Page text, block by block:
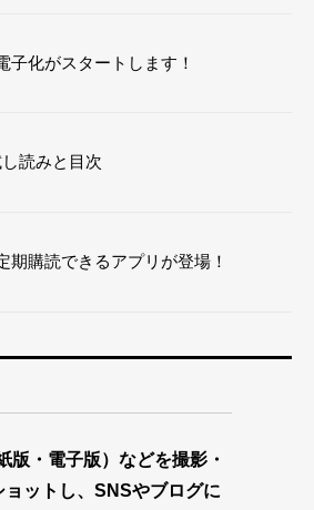
子化がスタートします！
読みと目次
期購読できるアプリが登場！
版・電子版）などを撮影・
ョットし、SNSやブログに